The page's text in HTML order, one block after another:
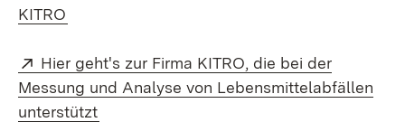
KITRO
Extern:
Hier geht's zur Firma KITRO, die bei der
Messung und Analyse von Lebensmittelabfällen
unterstützt